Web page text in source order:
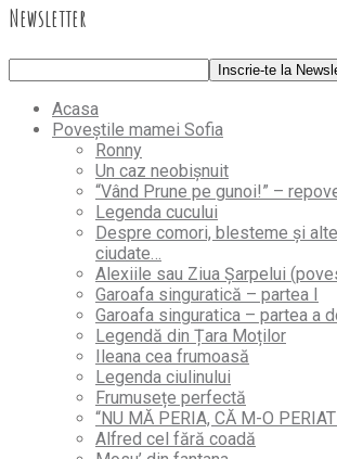
Newsletter
Acasa
Poveștile mamei Sofia
Ronny
Un caz neobișnuit
“Vând Prune pe gunoi!” –
Legenda cucului
Despre comori, blesteme și
ciudate…
Alexiile sau Ziua Șarpelui
Garoafa singuratică – partea I
Garoafa singuratica – partea a
Legendă din Țara Moților
Ileana cea frumoasă
Legenda ciulinului
Frumusețe perfectă
“NU MĂ PERIA, CĂ M-O
Alfred cel fără coadă